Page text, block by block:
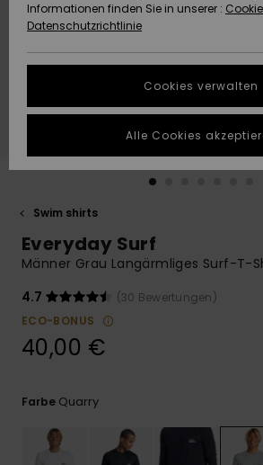
Highlights
Highlights
Starten Sie eine
um die
schnellste
Antwort auf Ihre
erhalten.
Finden Sie
Antworten auf
die häufigsten
Fragen sowie
NACHHALTIGKEIT
SHOPS
QUIKSILVER APP
WUNSCHLISTE
Swim shirts
Everyday Surf
Männer Grau Langärmliges Surf-T-
4.7
(30 Bewertungen)
ECO-BONUS
40,00 €
Farbe Quarry
Informationen finden Sie in unserer :
Datenschutzrichtlinie
Cookies verwalten
Alle Cookies